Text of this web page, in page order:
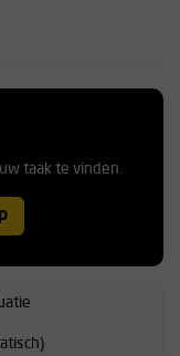
taak te vinden.